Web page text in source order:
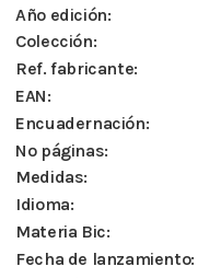
Año edición:
Colección:
Ref. fabricante:
EAN:
Encuadernación:
Nº páginas:
Medidas:
Idioma:
Materia Bic:
Fecha de lanzamiento: